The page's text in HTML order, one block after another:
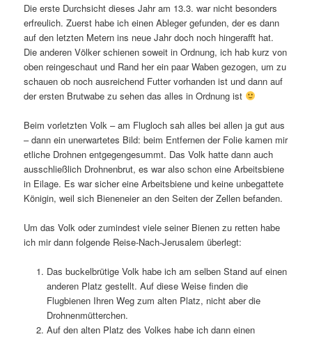
Die erste Durchsicht dieses Jahr am 13.3. war nicht besonders
erfreulich. Zuerst habe ich einen Ableger gefunden, der es dann
auf den letzten Metern ins neue Jahr doch noch hingerafft hat.
Die anderen Völker schienen soweit in Ordnung, ich hab kurz von
oben reingeschaut und Rand her ein paar Waben gezogen, um zu
schauen ob noch ausreichend Futter vorhanden ist und dann auf
der ersten Brutwabe zu sehen das alles in Ordnung ist
Beim vorletzten Volk – am Flugloch sah alles bei allen ja gut aus
– dann ein unerwartetes Bild: beim Entfernen der Folie kamen mir
etliche Drohnen entgegengesummt. Das Volk hatte dann auch
ausschließlich Drohnenbrut, es war also schon eine Arbeitsbiene
in Eilage. Es war sicher eine Arbeitsbiene und keine unbegattete
Königin, weil sich Bieneneier an den Seiten der Zellen befanden.
Um das Volk oder zumindest viele seiner Bienen zu retten habe
ich mir dann folgende Reise-Nach-Jerusalem überlegt:
Das buckelbrütige Volk habe ich am selben Stand auf einen
anderen Platz gestellt. Auf diese Weise finden die
Flugbienen Ihren Weg zum alten Platz, nicht aber die
Drohnenmütterchen.
Auf den alten Platz des Volkes habe ich dann einen